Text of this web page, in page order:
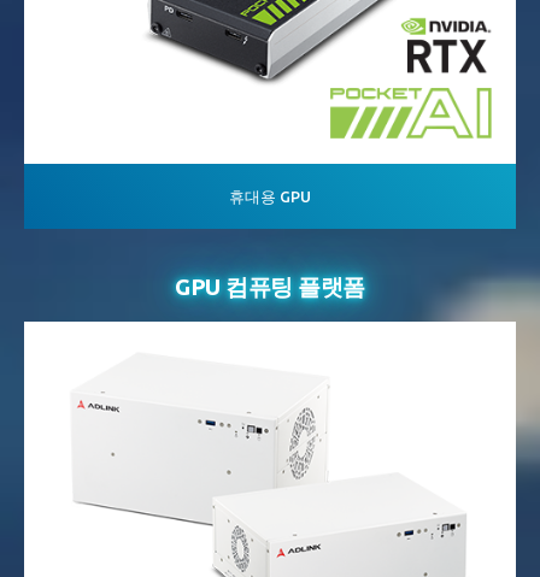
휴대용 GPU
GPU 컴퓨팅 플랫폼